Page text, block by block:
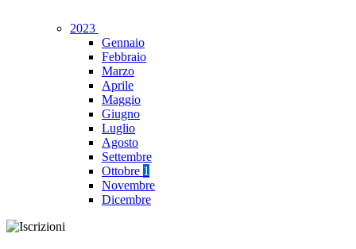
2023
Gennaio
Febbraio
Marzo
Aprile
Maggio
Giugno
Luglio
Agosto
Settembre
Ottobre 1
Novembre
Dicembre